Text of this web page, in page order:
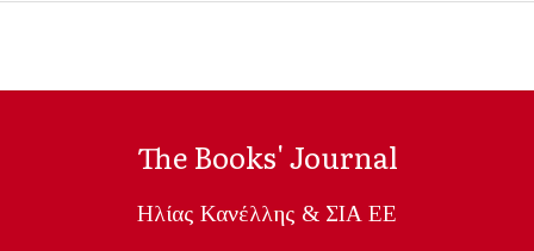
The Books' Journal
Ηλίας Κανέλλης & ΣΙΑ ΕΕ